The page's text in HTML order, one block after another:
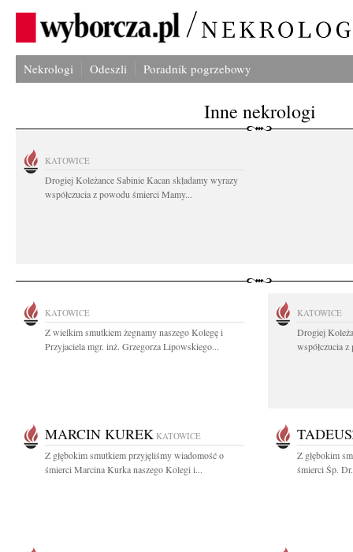
Nekrologi Odeszli Poradnik pogrzebowy
Inne nekrologi
KATOWICE
Drogiej Koleżance Sabinie Kacan składamy wyrazy
współczucia z powodu śmierci Mamy...
KATOWICE
Z wielkim smutkiem żegnamy naszego Kolegę i
Przyjaciela mgr. inż. Grzegorza Lipowskiego...
KATOWICE
Drogiej
współczucia
MARCIN KUREK KATOWICE
Z głębokim smutkiem przyjęliśmy wiadomość o
śmierci Marcina Kurka naszego Kolegi i...
Z głębokim
śmierci Śp.